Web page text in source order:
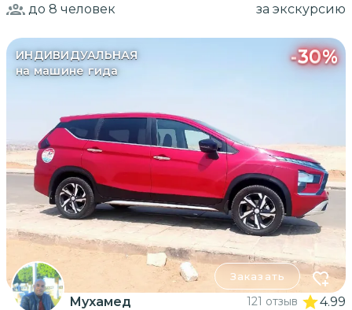
до 8 человек за экскурсию
ИНДИВИДУАЛЬНАЯ
на машине гида
-30%
Заказать
Мухамед 121 отзыв 4.99